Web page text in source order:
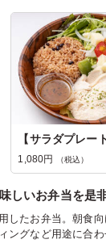
1,080円 （税込）
しいお弁当を是
したお弁当。朝食
ングなど用途に合わ